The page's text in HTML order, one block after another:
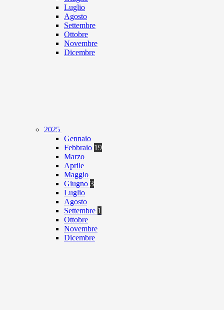
Luglio
Agosto
Settembre
Ottobre
Novembre
Dicembre
2025
Gennaio
Febbraio 19
Marzo
Aprile
Maggio
Giugno 3
Luglio
Agosto
Settembre 1
Ottobre
Novembre
Dicembre